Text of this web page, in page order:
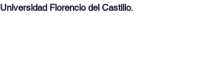
Universidad Florencio del Castillo.